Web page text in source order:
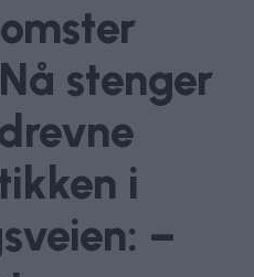
stenger
i
–